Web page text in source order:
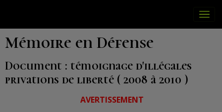
Mémoire en Défense
Document : témoignage d'illégales
privations de liberté ( 2008 à 2010 )
AVERTISSEMENT